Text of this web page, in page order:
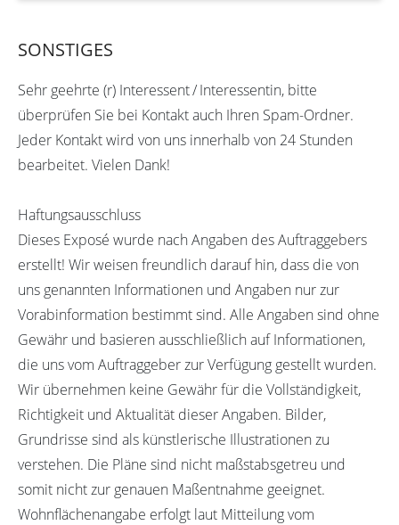
SONSTIGES
Sehr geehrte (r) Interessent / Interessentin, bitte
überprüfen Sie bei Kontakt auch Ihren Spam-Ordner.
Jeder Kontakt wird von uns innerhalb von 24 Stunden
bearbeitet. Vielen Dank!
Haftungsausschluss
Dieses Exposé wurde nach Angaben des Auftraggebers
erstellt! Wir weisen freundlich darauf hin, dass die von
uns genannten Informationen und Angaben nur zur
Vorabinformation bestimmt sind. Alle Angaben sind ohne
Gewähr und basieren ausschließlich auf Informationen,
die uns vom Auftraggeber zur Verfügung gestellt wurden.
Wir übernehmen keine Gewähr für die Vollständigkeit,
Richtigkeit und Aktualität dieser Angaben. Bilder,
Grundrisse sind als künstlerische Illustrationen zu
verstehen. Die Pläne sind nicht maßstabsgetreu und
somit nicht zur genauen Maßentnahme geeignet.
Wohnflächenangabe erfolgt laut Mitteilung vom